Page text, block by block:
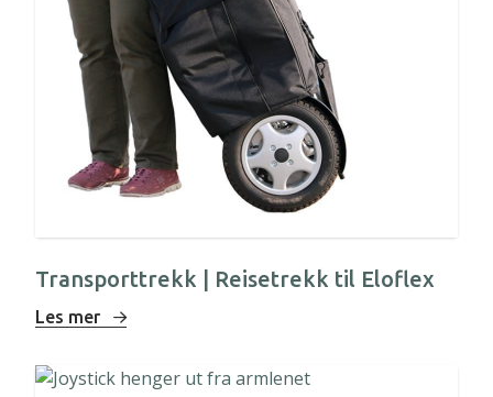
Transporttrekk | Reisetrekk til Eloflex
Les mer